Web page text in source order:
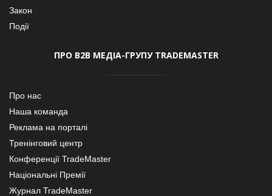
Закон
Події
ПРО В2В МЕДІА-ГРУПУ TRADEMASTER
Про нас
Наша команда
Реклама на порталі
Тренінговий центр
Конференції TradeMaster
Національні Премії
Журнал TradeMaster